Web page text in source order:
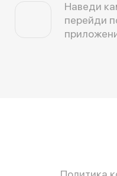
Наведи
перейди